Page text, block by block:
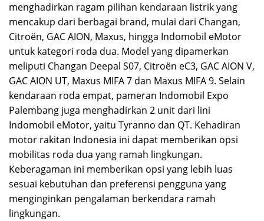
menghadirkan ragam pilihan kendaraan listrik yang
mencakup dari berbagai brand, mulai dari Changan,
Citroën, GAC AION, Maxus, hingga Indomobil eMotor
untuk kategori roda dua. Model yang dipamerkan
meliputi Changan Deepal S07, Citroën eC3, GAC AION V,
GAC AION UT, Maxus MIFA 7 dan Maxus MIFA 9. Selain
kendaraan roda empat, pameran Indomobil Expo
Palembang juga menghadirkan 2 unit dari lini
Indomobil eMotor, yaitu Tyranno dan QT. Kehadiran
motor rakitan Indonesia ini dapat memberikan opsi
mobilitas roda dua yang ramah lingkungan.
Keberagaman ini memberikan opsi yang lebih luas
sesuai kebutuhan dan preferensi pengguna yang
menginginkan pengalaman berkendara ramah
lingkungan.